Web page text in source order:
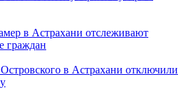
в Астрахани отслеживают
граждан
в Астрахани отключили